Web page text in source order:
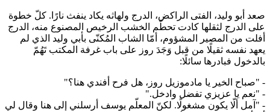
صعد أبو وليد، الفتى الراكض، الدرج ولهاثه يكاد ينفث نارًا. كلّ خطوة
على الدرج لثقلها كادت تحطّم الخشب الرخيص المصنوع منه، الدرج
أفلت من المصير المشؤوم، أمّا الشاب المُكنّى بأبي وليد الذي لم
يعهد نفسه ثقيلًا من قبل وَجَدَ روز على باب غرفة المكتب تَهُمّ
بالدخول فبادرها سائلًا:
- "صباح الخير يا مادموزيل روز، هل فرح أفندي هنا؟"
- "نعم يا عزيزي تفضل وادخل."
- "آمل ألّا يكون مشغولًا. لكنّ المعلّم يوسف أرسلني إلى هنا وقال لي